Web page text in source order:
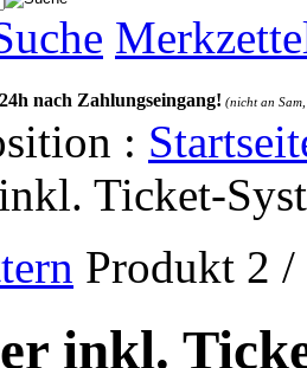
nach Zahlungseingang! (nicht an
:
Ticket-
Produkt 2
inkl.